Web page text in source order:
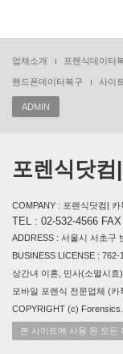
업체소개 포렌식데이터
핸드폰데이터복구 사이
ADMIN
포렌식닷컴
COMPANY : 포렌식닷컴|
TEL : 02-532-4566
ADDRESS : 서울시 서초구
BUSINESS LICENSE : 762-
상간녀 이혼, 민사(소멸시
모바일 포렌식 전문업체 (
COPYRIGHT (c)
본 사이트에 사용 된 모든